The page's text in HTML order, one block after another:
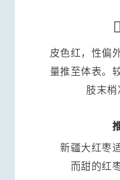

皮色红，性偏
量推至体表。
肢末梢
新疆大红枣
而甜的红